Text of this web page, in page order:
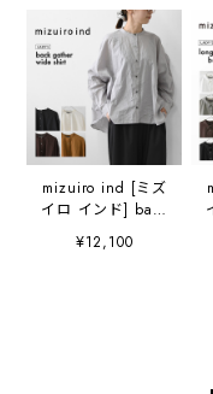
mizuiro ind [ミズ
イロ インド] back
gather wide shirt
[1-238975] バッ
¥12,100